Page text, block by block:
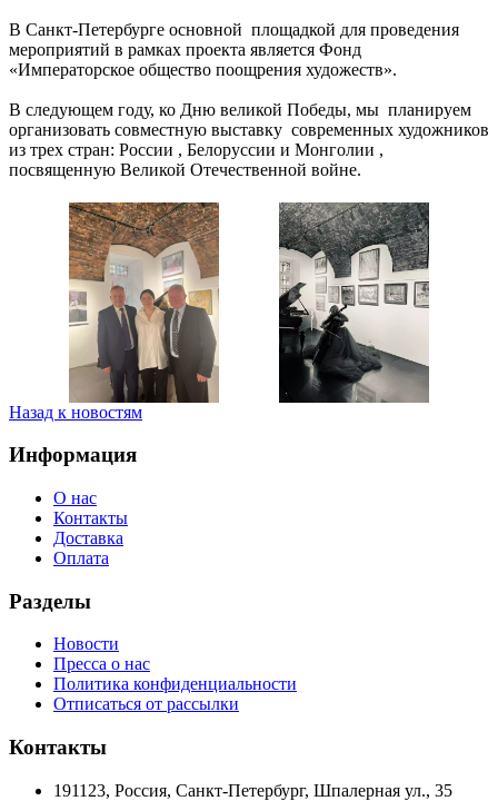
В Санкт-Петербурге основной площадкой для проведения
мероприятий в рамках проекта является Фонд
«Императорское общество поощрения художеств».
В следующем году, ко Дню великой Победы, мы планируем
организовать совместную выставку современных художников
из трех стран: России , Белоруссии и Монголии ,
посвященную Великой Отечественной войне.
Назад к новостям
Информация
О нас
Контакты
Доставка
Оплата
Разделы
Новости
Пресса о нас
Политика конфиденциальности
Отписаться от рассылки
Контакты
191123, Россия, Санкт-Петербург, Шпалерная ул., 35